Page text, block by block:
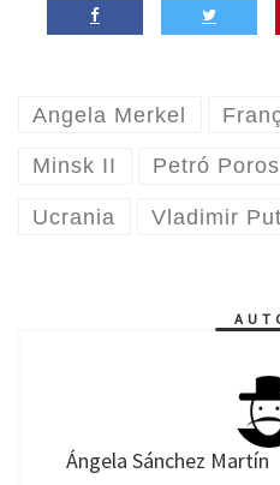
Angela Merkel
Minsk II Petró
Ucrania Vladimir
Ángela Sánchez Martín